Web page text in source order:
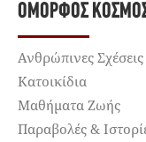
ΌΜΟΡΦΟΣ
Ανθρώπινες Σχέσεις
Κατοικίδια
Μαθήματα Ζωής
Παραβολές &